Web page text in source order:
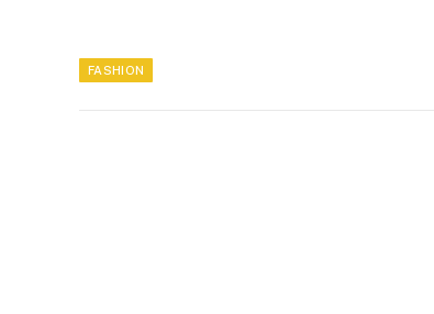
FASHION